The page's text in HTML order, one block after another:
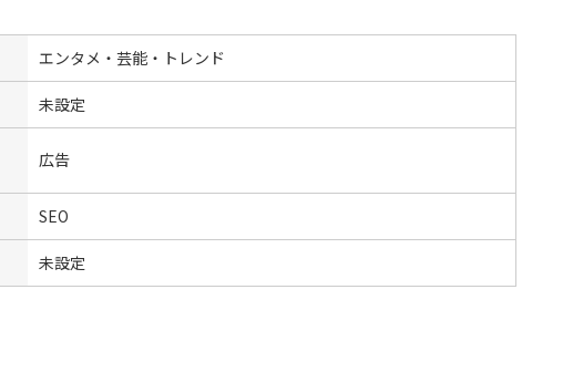
エンタメ・芸能・トレンド
未設定
広告
SEO
未設定